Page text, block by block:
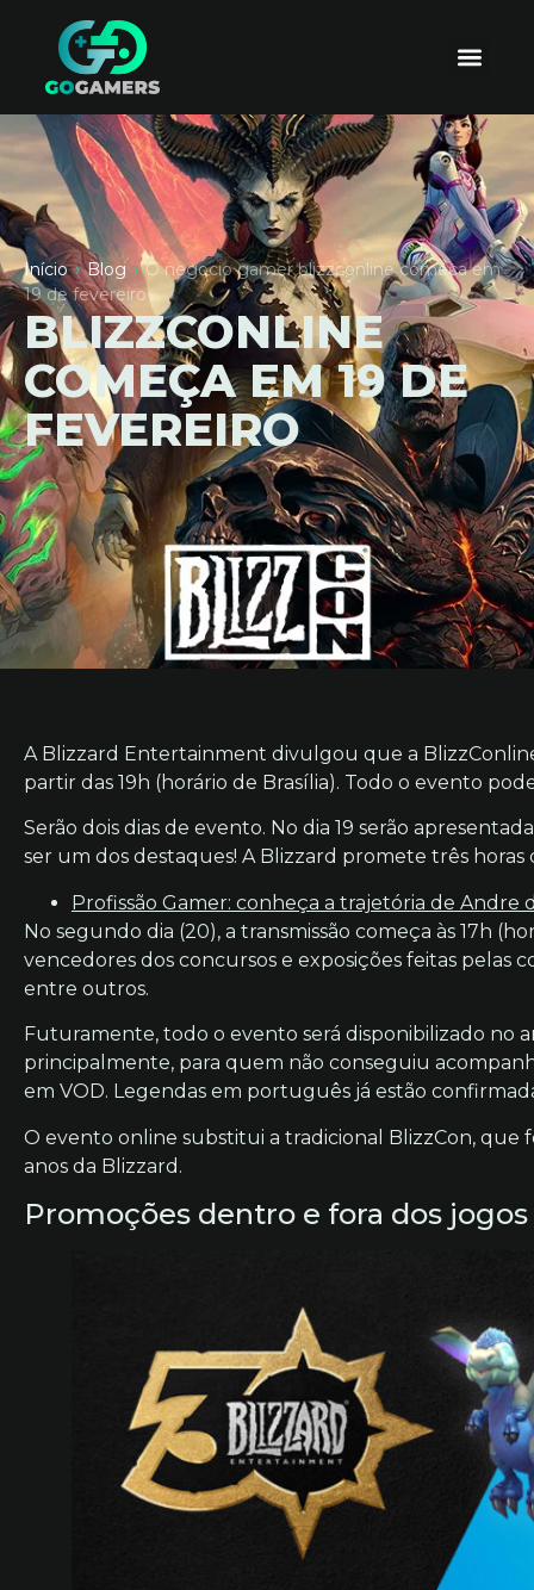
Início › Blog › O negocio gamer blizzconline comeca em
19 de fevereiro
BLIZZCONLINE
COMEÇA EM 19 DE
FEVEREIRO
A Blizzard Entertainment divulgou que a
partir das 19h (horário de Brasília). Todo o evento
Serão dois dias de evento. No dia 19 serão
ser um dos destaques! A Blizzard promete três
Profissão Gamer: conheça a trajetória de
No segundo dia (20), a transmissão começa às 17h
vencedores dos concursos e exposições feitas pelas
entre outros.
Futuramente, todo o evento será disponibilizado no
principalmente, para quem não conseguiu
em VOD. Legendas em português já estão
O evento online substitui a tradicional BlizzCon, que
anos da Blizzard.
Promoções dentro e fora dos jogos